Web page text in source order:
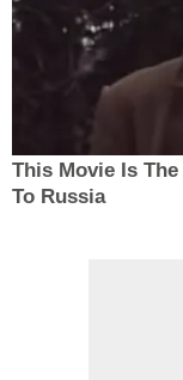
This Movie Is
To Russia